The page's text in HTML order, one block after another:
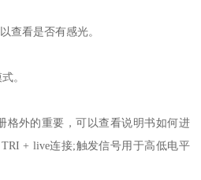
查看是否有感光。
。
格外的重要，可以查看说明书如何进
+ live连接;触发信号用于高低电平